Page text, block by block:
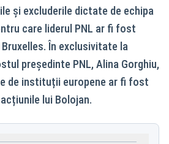
și excluderile dictate de echipa
care liderul PNL ar fi fost
În exclusivitate la
președinte PNL, Alina Gorghiu,
de instituții europene ar fi fost
lui Bolojan.